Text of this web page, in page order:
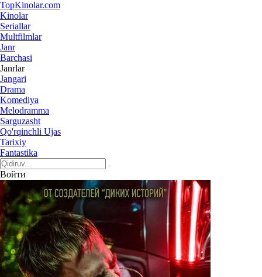
TopKinolar.com
Kinolar
Seriallar
Multfilmlar
Janr
Barchasi
Janrlar
Jangari
Drama
Komediya
Melodramma
Sarguzasht
Qo'rqinchli Ujas
Tarixiy
Fantastika
Войти